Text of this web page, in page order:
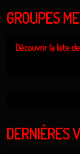
GROUPES
Découvrir la liste
DERNIÈRES